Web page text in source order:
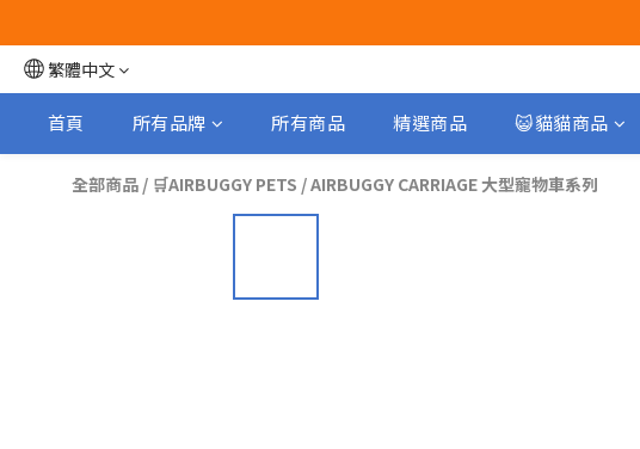
繁體中文
首頁 所有品牌 所有商品 精選商品 😺貓貓商品
全部商品 / 🛒AIRBUGGY PETS /AIRBUGGY CARRIAGE 大型寵物車系列